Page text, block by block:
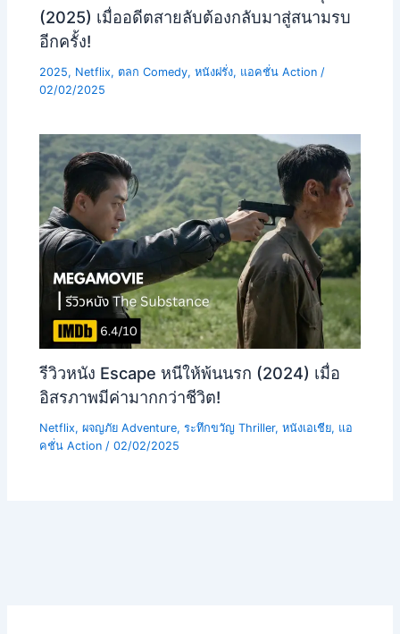
(2025) เมื่ออดีตสายลับต้องกลับมาสู่สนามรบ
อีกครั้ง!
2025, Netflix, ตลก Comedy,หนังฝรั่ง, แอคชั่น Action /
02/02/2025
รีวิวหนัง Escape หนีให้พ้นนรก (2024) เมื่อ
อิสรภาพมีค่ามากกว่าชีวิต!
Netflix,ผจญภัย Adventure,ระทึกขวัญ Thriller,หนังเอเชีย, แอ
คชั่น Action /02/02/2025